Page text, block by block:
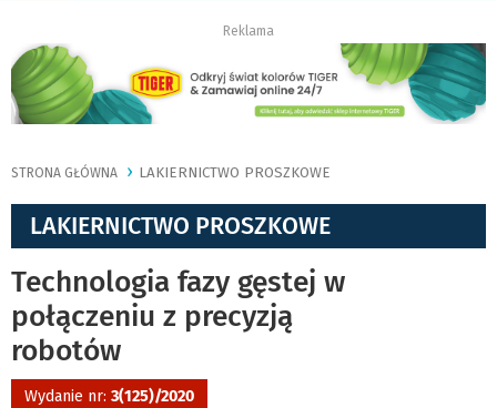
Reklama
STRONA GŁÓWNA LAKIERNICTWO PROSZKOWE
LAKIERNICTWO PROSZKOWE
Technologia fazy gęstej w
połączeniu z precyzją
robotów
Wydanie nr: 3(125)/2020